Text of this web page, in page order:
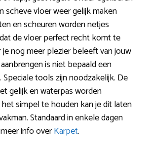
scheve vloer weer gelijk maken
en scheuren worden netjes
de vloer perfect recht komt te
je nog meer plezier beleeft van jouw
is niet bepaald een
tools zijn noodzakelijk. De
gelijk en waterpas worden
simpel te houden kan je dit laten
Standaard in enkele dagen
info overKarpet.